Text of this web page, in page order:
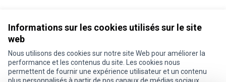
Informations sur les cookies utilisés sur le site
web
Nous utilisons des cookies sur notre site Web pour améliorer la
performance et les contenus du site. Les cookies nous
permettent de fournir une expérience utilisateur et un contenu
Conditions d'utilisation
Paramètres des cookies
Je participe ! sur X
Je participe ! sur Facebook
Je participe ! sur Instagram